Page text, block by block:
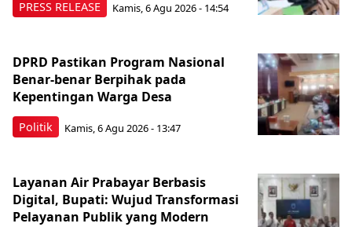
PRESS RELEASE Kamis, 6 Agu 2026 - 14:54
Politik
DPRD Pastikan Program Nasional
Benar-benar Berpihak pada
Kepentingan Warga Desa
Kamis, 6 Agu 2026 - 13:47
Layanan Air Prabayar Berbasis
Digital, Bupati: Wujud Transformasi
Pelayanan Publik yang Modern